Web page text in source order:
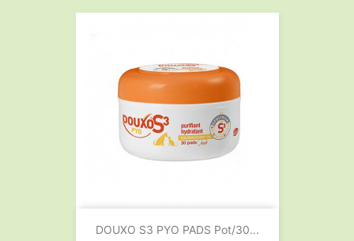
DOUXO S3 PYO PADS Pot/30...